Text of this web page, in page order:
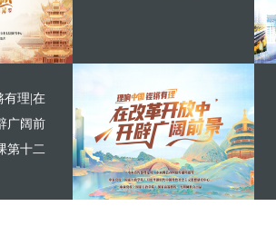
有理|在
广阔前
第十二